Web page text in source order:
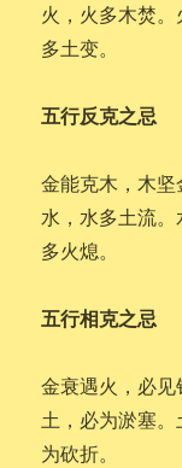
火，火多木焚
多土变。
五行反克之忌
金能克木，木
水，水多土流
多火熄。
五行相克之忌
金衰遇火，必
土，必为淤塞
为砍折。